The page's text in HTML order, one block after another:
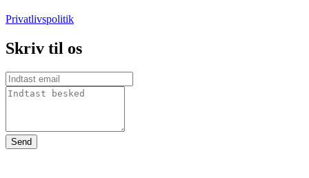
Privatlivspolitik
Skriv til os